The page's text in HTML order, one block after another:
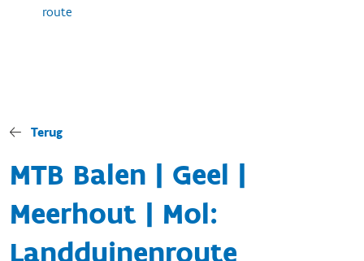
route
Terug
MTB Balen | Geel |
Meerhout | Mol:
Landduinenroute